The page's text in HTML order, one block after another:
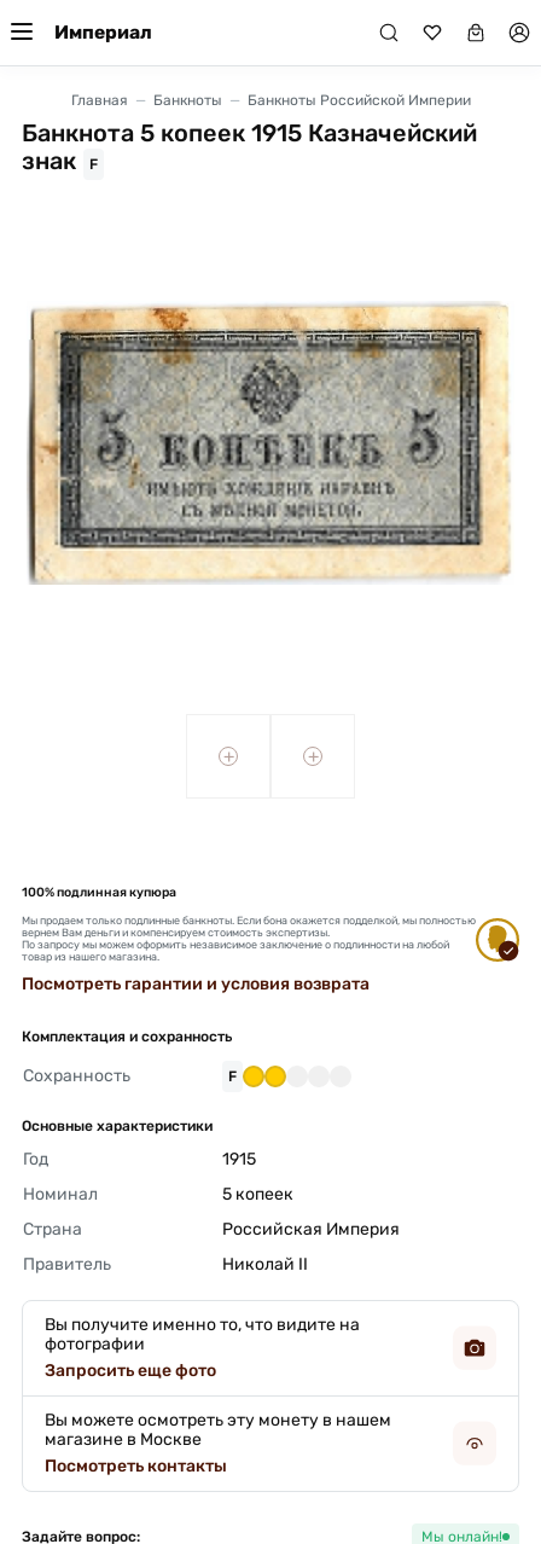
Империал
Главная Банкноты Банкноты Российской Империи
Банкнота 5 копеек 1915 Казначейский
знак
F
+ +
100% подлинная купюра
Мы продаем только подлинные банкноты. Если бона окажется подделкой, мы полностью
вернем Вам деньги и компенсируем стоимость экспертизы.
По запросу мы можем оформить независимое заключение о подлинности на любой
товар из нашего магазина.
Посмотреть гарантии и условия возврата
Комплектация и сохранность
Сохранность F
Основные характеристики
Год
1915
Номинал
5 копеек
Страна
Российская Империя
Правитель
Николай II
Вы получите именно то, что видите на
фотографии
Запросить еще фото
Вы можете осмотреть эту монету в нашем
магазине в Москве
Посмотреть контакты
Задайте вопрос: Мы онлайн!